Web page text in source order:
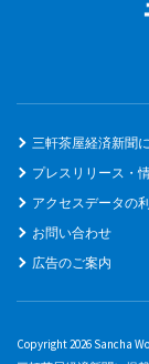
三軒茶屋経済新聞
プレスリリース・
アクセスデータの
お問い合わせ
広告のご案内
Copyright 2026 Sancha